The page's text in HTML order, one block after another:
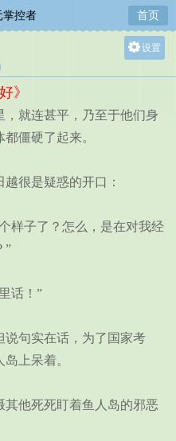
掌控者 首页
设置
中
》
就连甚平，乃至于他们身
僵硬了起来。
很是疑惑的开口：
子了？怎么，是在对我经
”
话！”
句实在话，为了国家考
上呆着。
他死死盯着鱼人岛的邪恶